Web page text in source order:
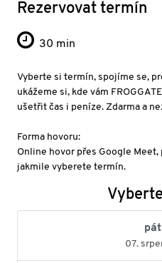
Rezervovat termín
30 min
Vyberte si termín, spojíme se,
ukážeme si, kde vám
ušetřit čas i peníze. Zdarma a
Forma hovoru:
Online hovor přes Google Meet,
jakmile vyberete termín.
07.